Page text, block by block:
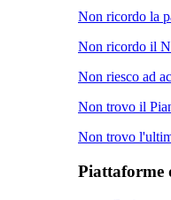
Non ricordo la
Non ricordo il
Non riesco ad
Non trovo il
Non trovo
Piattaforme